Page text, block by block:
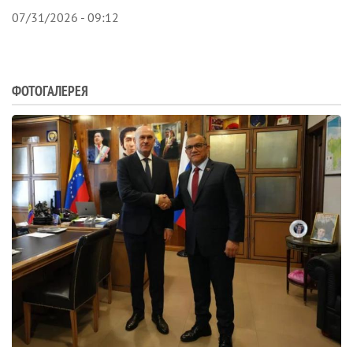
07/31/2026 - 09:12
ФОТОГАЛЕРЕЯ